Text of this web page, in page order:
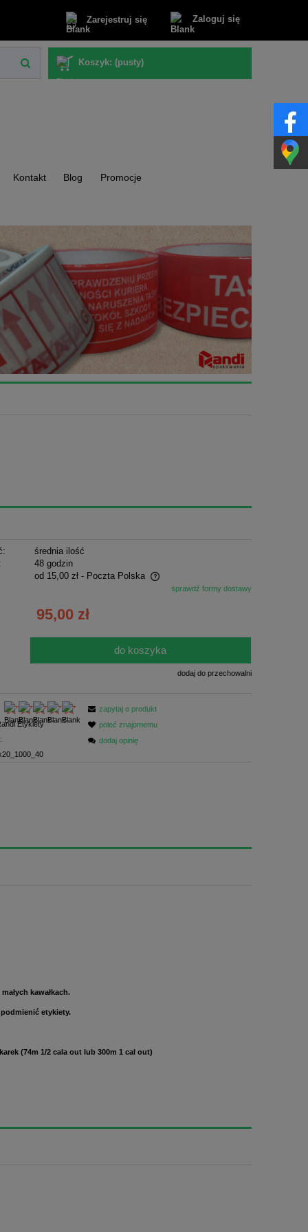
Zarejestruj się Zaloguj się
Koszyk: (pusty)
Kontakt Blog Promocje
średnia ilość
48 godzin
od 15,00 zł - Poczta Polska
zawiera ewentualnych kosztów
sprawdź formy dostawy
95,00 zł
do koszyka
dodaj do przechowalni
Etykiety
zapytaj o produkt
poleć znajomemu
dodaj opinię
kawałkach.
etykiety.
(74m 1/2 cala out lub 300m 1 cal out)